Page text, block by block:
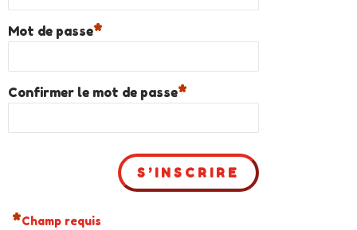
Mot de passe*
Confirmer le mot de passe*
*Champ requis